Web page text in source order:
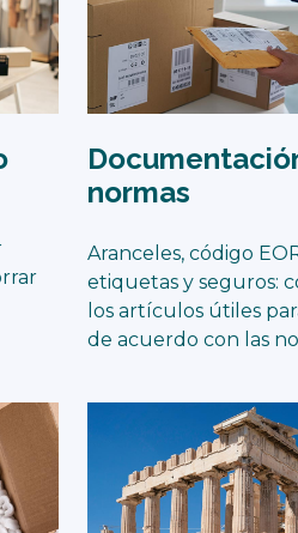
normas
Aranceles, código
etiquetas y seguros:
los artículos útiles
de acuerdo con las